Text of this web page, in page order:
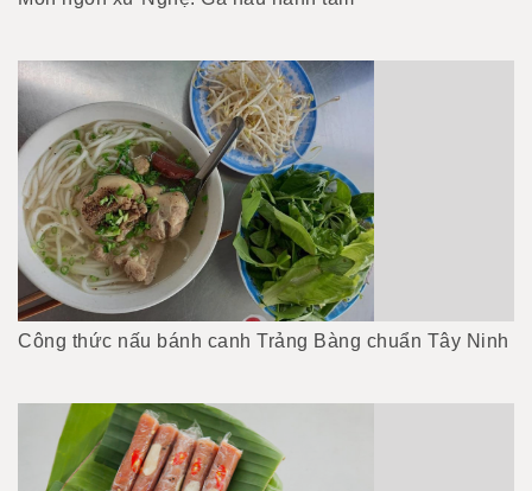
Công thức nấu bánh canh Trảng Bàng chuẩn Tây Ninh